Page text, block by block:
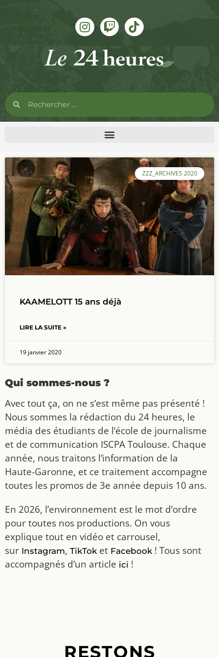
ZZZ_ARCHIVES 2020
KAAMELOTT 15 ans déjà
LIRE LA SUITE »
19 janvier 2020
Qui sommes-nous ?
Avec tout ça, on ne s’est même pas présenté !
Nous sommes la rédaction du 24 heures, le
média des étudiants de l’école de journalisme
et de communication ISCPA Toulouse. Chaque
année, nous traitons l’information de la
Haute-Garonne, et ce traitement accompagne
toutes les promos de 3e année depuis 10 ans.
En 2026, l’environnement est le mot d’ordre
pour toutes nos productions. On vous
explique tout en vidéo et carrousel,
sur Instagram, TikToket Facebook! Tous sont
accompagnés d’un article ici !
RESTONS